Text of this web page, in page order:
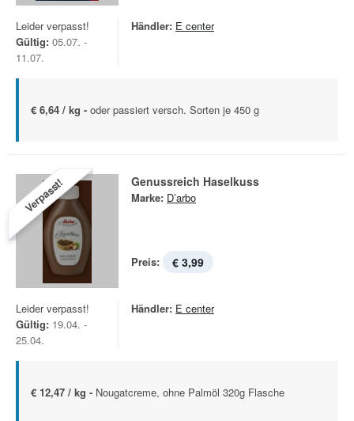
Leider verpasst!
Gültig: 05.07. -
11.07.
Händler: E center
€ 6,64 / kg - oder passiert versch. Sorten je 450 g
Verpasst! Genussreich Haselkuss
Marke: D’arbo
Preis: € 3,99
Leider verpasst!
Gültig: 19.04. -
25.04.
Händler: E center
€ 12,47 / kg - Nougatcreme, ohne Palmöl 320g Flasche